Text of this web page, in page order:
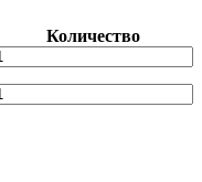
Количество